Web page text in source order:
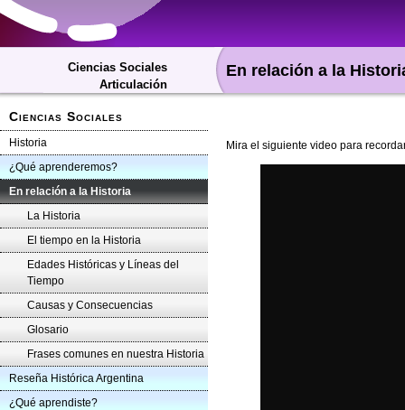
Ciencias Sociales
Articulación
Ciencias Sociales
Historia
¿Qué aprenderemos?
En relación a la Historia
La Historia
El tiempo en la Historia
Edades Históricas y Líneas del
Tiempo
Causas y Consecuencias
Glosario
Frases comunes en nuestra Historia
Reseña Histórica Argentina
¿Qué aprendiste?
En relación a la
Mira el siguiente video para